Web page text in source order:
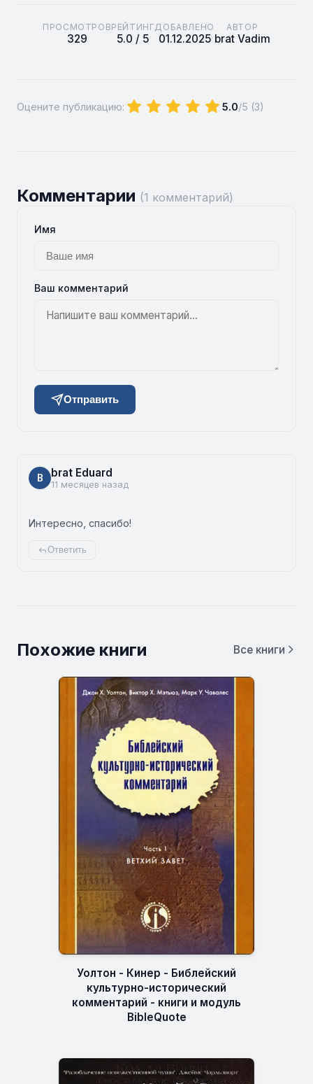
ПРОСМОТРОВ
329
РЕЙТИНГ
5.0 / 5
ДОБАВЛЕНО
01.12.2025
АВТОР
brat Vadim
Оцените публикацию: 5.0/5 (3)
Комментарии (1 комментарий)
Имя
Ваш комментарий
Отправить
B brat Eduard
11 месяцев назад
Интересно, спасибо!
Ответить
Похожие книги Все книги
Уолтон - Кинер - Библейский
культурно-исторический
комментарий - книги и модуль
BibleQuote